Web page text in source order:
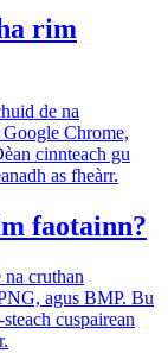
rim
de na
Google Chrome,
cinnteach gu
as fheàrr.
faotainn?
cruthan
agus BMP. Bu
cuspairean